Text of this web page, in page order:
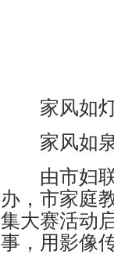
家风如灯
家风如泉
由市妇联
办，市家庭
集大赛活动
事，用影像